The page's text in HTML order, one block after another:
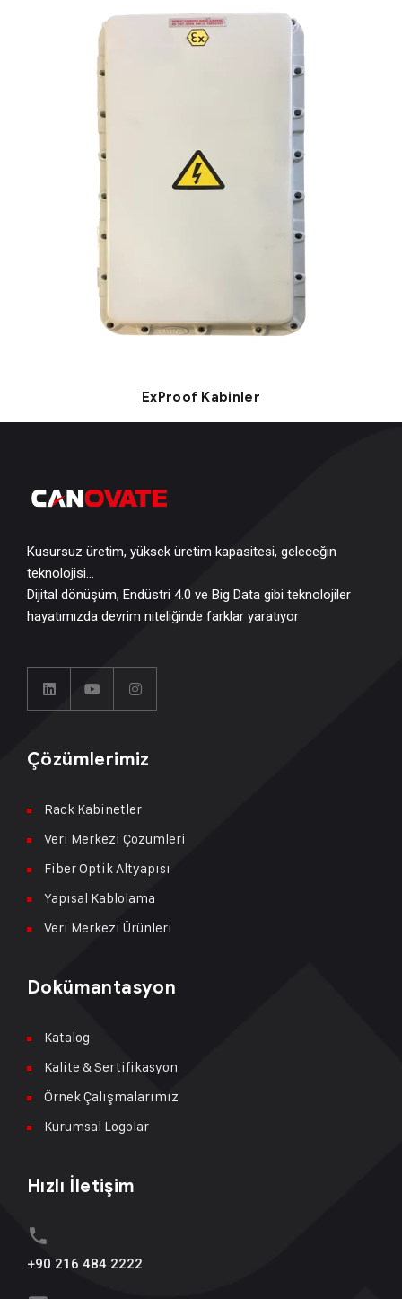
ExProof Kabinler
Kusursuz üretim, yüksek üretim kapasitesi, geleceğin
teknolojisi…
Dijital dönüşüm, Endüstri 4.0 ve Big Data gibi teknolojiler
hayatımızda devrim niteliğinde farklar yaratıyor
Çözümlerimiz
Rack Kabinetler
Veri Merkezi Çözümleri
Fiber Optik Altyapısı
Yapısal Kablolama
Veri Merkezi Ürünleri
Dokümantasyon
Katalog
Kalite & Sertifikasyon
Örnek Çalışmalarımız
Kurumsal Logolar
Hızlı İletişim
+90 216 484 2222